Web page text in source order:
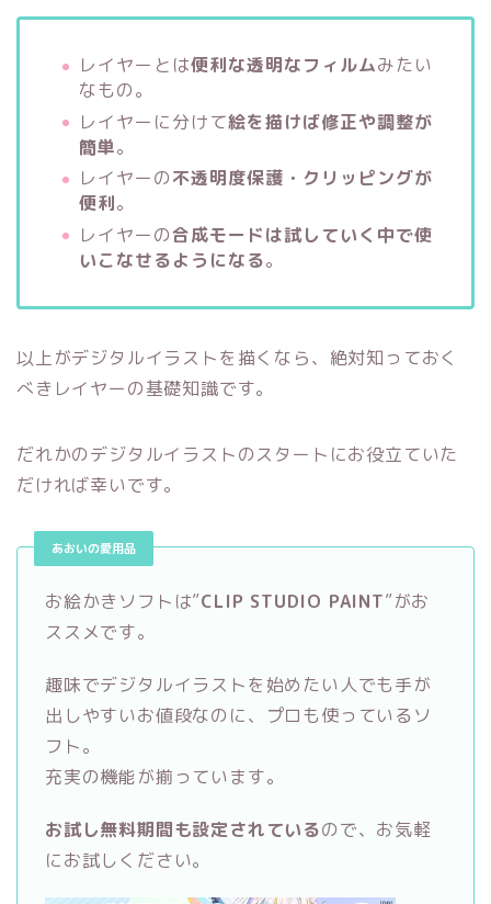
レイヤーとは便利な透明なフィルムみたい
なもの。
レイヤーに分けて絵を描けば修正や調整が
簡単。
レイヤーの不透明度保護・クリッピングが
便利。
レイヤーの合成モードは試していく中で使
いこなせるようになる。
以上がデジタルイラストを描くなら、絶対知っておく
べきレイヤーの基礎知識です。
だれかのデジタルイラストのスタートにお役立ていた
だければ幸いです。
あおいの愛用品
お絵かきソフトは”CLIP STUDIO PAINT”がお
ススメです。
趣味でデジタルイラストを始めたい人でも手が
出しやすいお値段なのに、プロも使っているソ
フト。
充実の機能が揃っています。
お試し無料期間も設定されているので、お気軽
にお試しください。